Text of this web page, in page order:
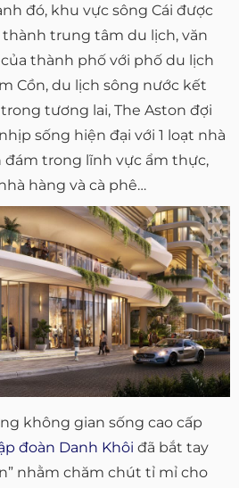
đó, khu vực sông Cái được
trung tâm du lịch, văn
thành phố với phố du lịch
Cồn, du lịch sông nước kết
tương lai, The Aston đợi
sống hiện đại với 1 loạt nhà
trong lĩnh vực ẩm thực,
hàng và cà phê…
không gian sống cao cấp
đoàn Danh Khôi đã bắt tay
nhằm chăm chút tỉ mỉ cho